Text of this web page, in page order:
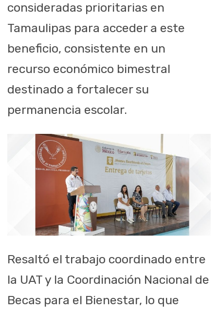
consideradas prioritarias en
Tamaulipas para acceder a este
beneficio, consistente en un
recurso económico bimestral
destinado a fortalecer su
permanencia escolar.
Resaltó el trabajo coordinado entre
la UAT y la Coordinación Nacional de
Becas para el Bienestar, lo que